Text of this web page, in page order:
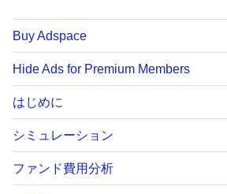
Buy Adspace
Hide Ads for Premium Members
はじめに
シミュレーション
ファンド費用分析